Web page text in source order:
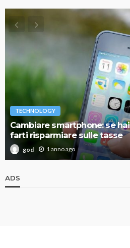
TECHNOLOGY
Cambiare smartphone: se
farti risparmiare sulle tasse
god 1 anno ago
ADS